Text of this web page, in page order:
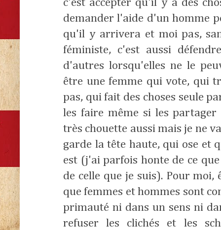
c'est accepter qu'il y a des
demander l'aide d'un homme
qu'il y arrivera et moi pas,
féministe, c'est aussi
d'autres lorsqu'elles ne le
être une femme qui vote, qui
pas, qui fait des choses seule
les faire même si les partager
très chouette aussi mais je ne
garde la tête haute, qui ose et
est (j'ai parfois honte de ce
de celle que je suis). Pour
que femmes et hommes sont
primauté ni dans un sens ni
refuser les clichés et les